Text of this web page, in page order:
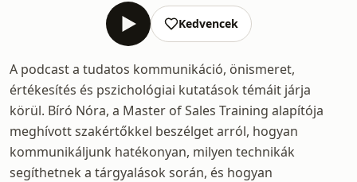
Kedvencek
A podcast a tudatos kommunikáció, önismeret,
értékesítés és pszichológiai kutatások témáit járja
körül. Bíró Nóra, a Master of Sales Training alapítója
meghívott szakértőkkel beszélget arról, hogyan
kommunikáljunk hatékonyan, milyen technikák
segíthetnek a tárgyalások során, és hogyan